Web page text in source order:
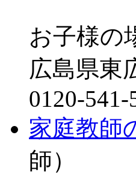
お子様
広島県東
0120-541-
家庭教師
師）